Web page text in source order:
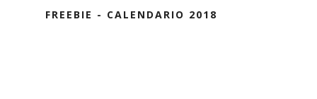
FREEBIE - CALENDARIO 2018